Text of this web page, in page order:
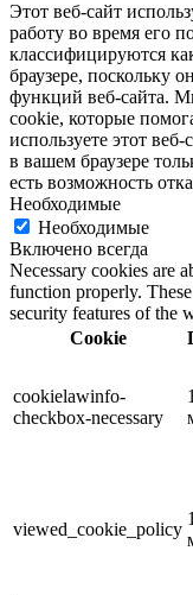
Этот веб-сайт
работу во время его
классифицируются
браузере, поскольку
функций веб-сайта.
cookie, которые
используете этот
в вашем браузере
есть возможность
Необходимые
Необходимые
Включено всегда
Necessary cookies are
function properly.
security features of the
Cookie
cookielawinfo-
checkbox-necessary
viewed_cookie_policy